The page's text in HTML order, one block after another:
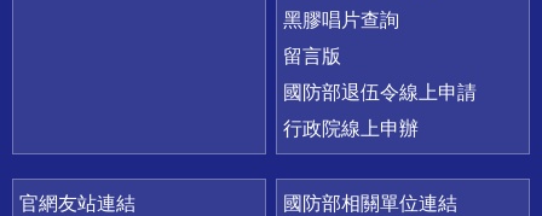
黑膠唱片查詢
留言版
國防部退伍令線上申請
行政院線上申辦
官網友站連結
國防部相關單位連結